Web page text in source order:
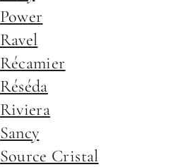
Power
Ravel
Récamier
Réséda
Riviera
Sancy
Source Cristal